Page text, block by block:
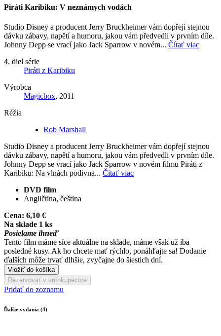
Piráti Karibiku: V neznámych vodách
Studio Disney a producent Jerry Bruckheimer vám dopřejí stejnou
dávku zábavy, napětí a humoru, jakou vám předvedli v prvním díle.
Johnny Depp se vrací jako Jack Sparrow v novém... Čítať viac
4. diel série
Piráti z Karibiku
Výrobca
Magicbox, 2011
Réžia
Rob Marshall
Studio Disney a producent Jerry Bruckheimer vám dopřejí stejnou
dávku zábavy, napětí a humoru, jakou vám předvedli v prvním díle.
Johnny Depp se vrací jako Jack Sparrow v novém filmu Piráti z
Karibiku: Na vlnách podivna... Čítať viac
DVD film
Angličtina, čeština
Cena: 6,10 €
Na sklade 1 ks
Posielame ihneď
Tento film máme síce aktuálne na sklade, máme však už iba
posledné kusy. Ak ho chcete mať rýchlo, ponáhľajte sa! Dodanie
ďalších môže trvať dlhšie, zvyčajne do šiestich dní.
Vložiť do košíka
Rezervovať v kníhkupectve
Pridať do zoznamu
Ďalšie vydania (4)